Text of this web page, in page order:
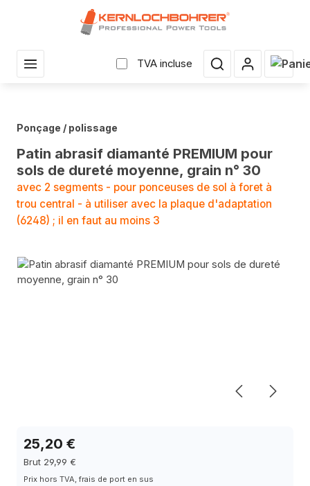
TVA incluse Le
Ponçage / polissage
Patin abrasif diamanté PREMIUM pour
sols de dureté moyenne, grain n° 30
avec 2 segments - pour ponceuses de sol à foret à
trou central - à utiliser avec la plaque d'adaptation
(6248) ; il en faut au moins 3
Sauter la galerie d'images
25,20 €
Brut 29,99 €
Prix hors TVA, frais de port en sus